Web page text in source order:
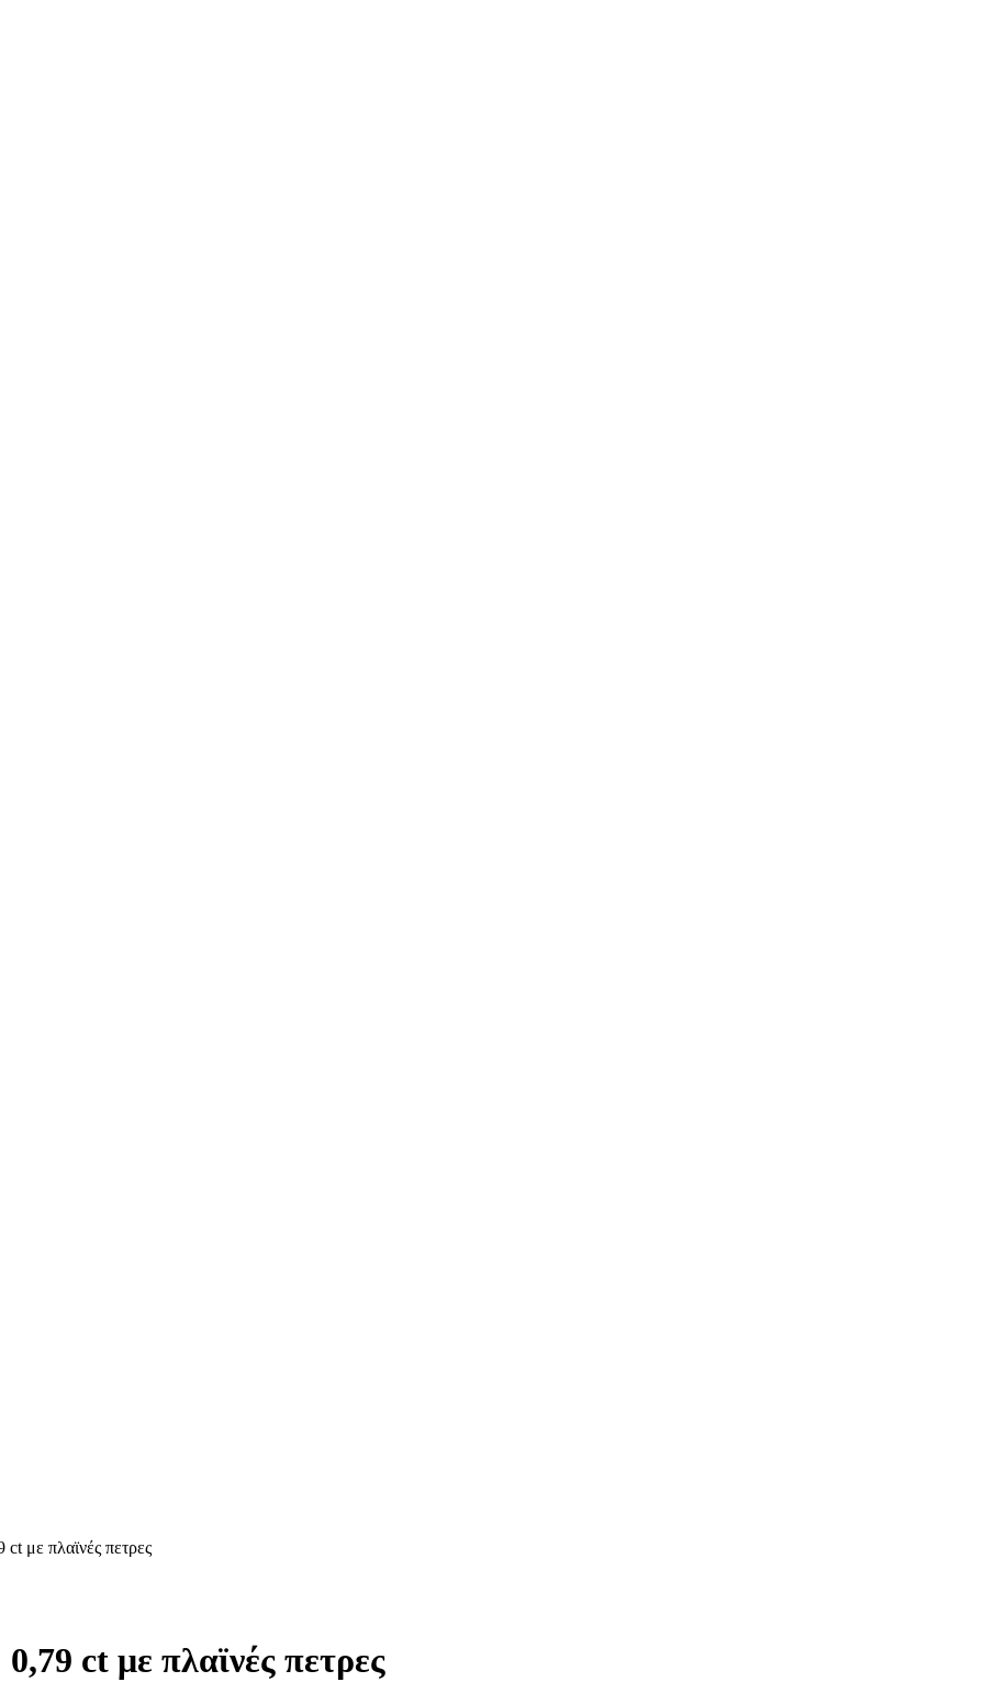
με πλαϊνές πετρες
ct με πλαϊνές πετρες